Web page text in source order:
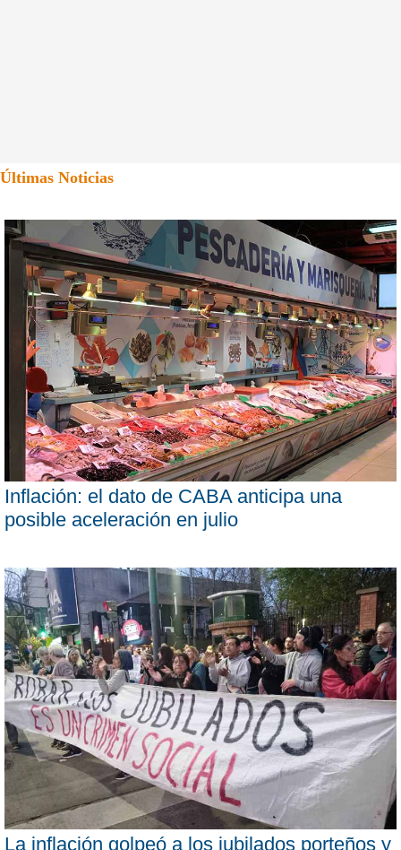
Últimas Noticias
Inflación: el dato de CABA anticipa una
posible aceleración en julio
La inflación golpeó a los jubilados porteños y